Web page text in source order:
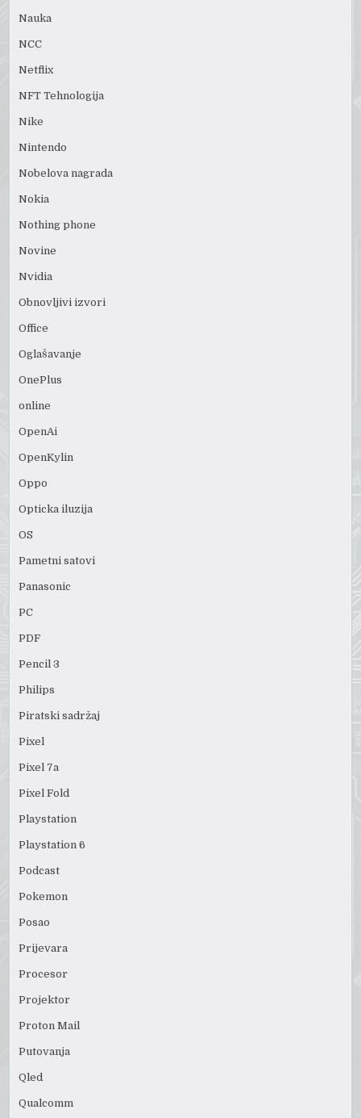
Nauka
NCC
Netflix
NFT Tehnologija
Nike
Nintendo
Nobelova nagrada
Nokia
Nothing phone
Novine
Nvidia
Obnovljivi izvori
Office
Oglašavanje
OnePlus
online
OpenAi
OpenKylin
Oppo
Opticka iluzija
OS
Pametni satovi
Panasonic
PC
PDF
Pencil 3
Philips
Piratski sadržaj
Pixel
Pixel 7a
Pixel Fold
Playstation
Playstation 6
Podcast
Pokemon
Posao
Prijevara
Procesor
Projektor
Proton Mail
Putovanja
Qled
Qualcomm